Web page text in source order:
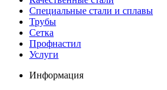
Специальные стали и сплавы
Трубы
Сетка
Профнастил
Услуги
Информация